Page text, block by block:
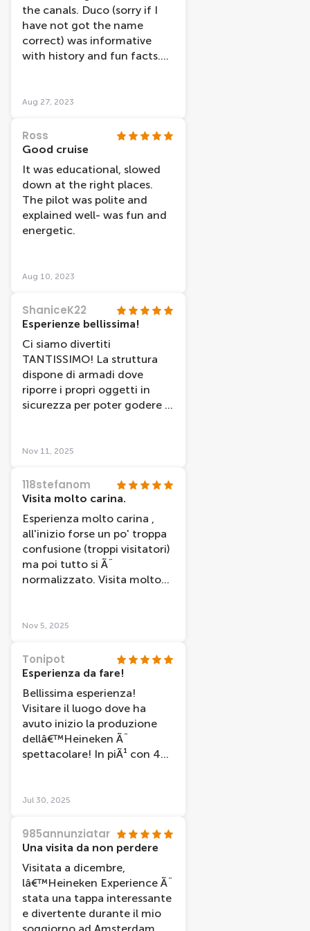
would definitely recommend
the cruise and my teenage
daughter said it was one of
the nicest things we did
the canals. Duco (sorry if I
have not got the name
correct) was informative
with history and fun facts.
Aug 27, 2023
Ross
Good cruise
It was educational, slowed
down at the right places.
The pilot was polite and
explained well- was fun and
energetic.
Aug 10, 2023
ShaniceK22
Esperienze bellissima!
Ci siamo divertiti
TANTISSIMO! La struttura
dispone di armadi dove
riporre i propri oggetti in
sicurezza per poter godere a
divertente, coinvolgente ed
giro avremmo volentieri
ricominciato da capo. Ci
sono zone interattive ed
immersive, altre in cui si
respira aria di divertimento.
C'Ã¨ sempre da fare e da
scoprire. Il personale Ã¨
gentile, simpatico ed
esattamente dove vorresti
ricordo di questa esperienza
e la rifaremmo volentieri!
Nov 11, 2025
118stefanom
Visita molto carina.
Esperienza molto carina ,
all'inizio forse un po' troppa
confusione (troppi visitatori)
ma poi tutto si Ã¨
normalizzato. Visita molto
disponibile. La consiglio.
Nov 5, 2025
Tonipot
Esperienza da fare!
Bellissima esperienza!
Visitare il luogo dove ha
avuto inizio la produzione
dellâ€™Heineken Ã¨
spettacolare! In piÃ¹ con 4
Jul 30, 2025
985annunziatar
Una visita da non perdere
Visitata a dicembre,
lâ€™Heineken Experience Ã¨
stata una tappa interessante
e divertente durante il mio